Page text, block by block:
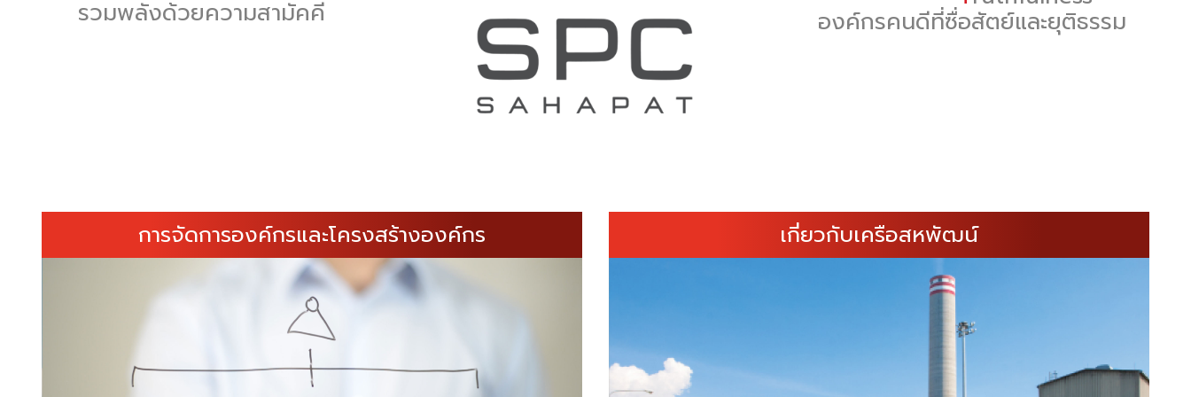
องค์กรคนดีที่ซื่อสัตย์และยุติธรรม
รวมพลังด้วยความสามัคคี
การจัดการองค์กรและโครงสร้างองค์กร เกี่ยวกับเครือสหพัฒน์